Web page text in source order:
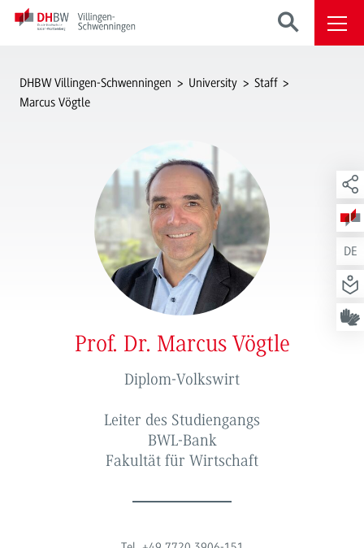
DE
DHBW Villingen-Schwenningen University
Staff
Marcus Vögtle
Prof. Dr. Marcus Vögtle
Diplom-Volkswirt
Leiter des Studiengangs
BWL-Bank
Fakultät für Wirtschaft